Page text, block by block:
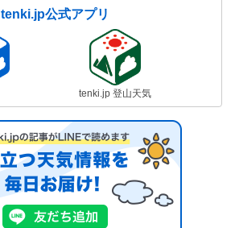
tenki.jp公式アプリ
tenki.jp 登山天気